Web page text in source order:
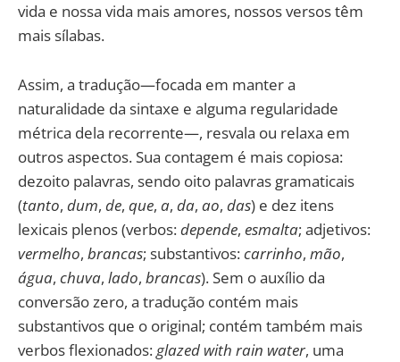
vida e nossa vida mais amores, nossos versos têm
mais sílabas.
Assim, a tradução—focada em manter a
naturalidade da sintaxe e alguma regularidade
métrica dela recorrente—, resvala ou relaxa em
outros aspectos. Sua contagem é mais copiosa:
dezoito palavras, sendo oito palavras gramaticais
(tanto, dum, de, que, a, da, ao, das) e dez itens
lexicais plenos (verbos:depende, esmalta; adjetivos:
vermelho, brancas; substantivos:carrinho, mão,
água, chuva, lado, brancas). Sem o auxílio da
conversão zero, a tradução contém mais
substantivos que o original; contém também mais
verbos flexionados:glazed with rain water, uma